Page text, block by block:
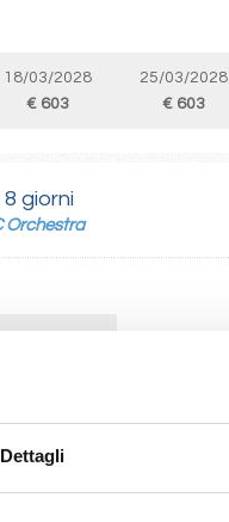
Dettagli
18/03/2028
€ 603
25/03/2028
€ 603
8 giorni
Orchestra
8 giorni